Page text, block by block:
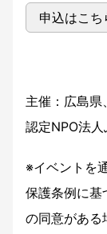
申込はこち
主催：広島
認定NPO法
※イベントを
保護条例に基
の同意がある